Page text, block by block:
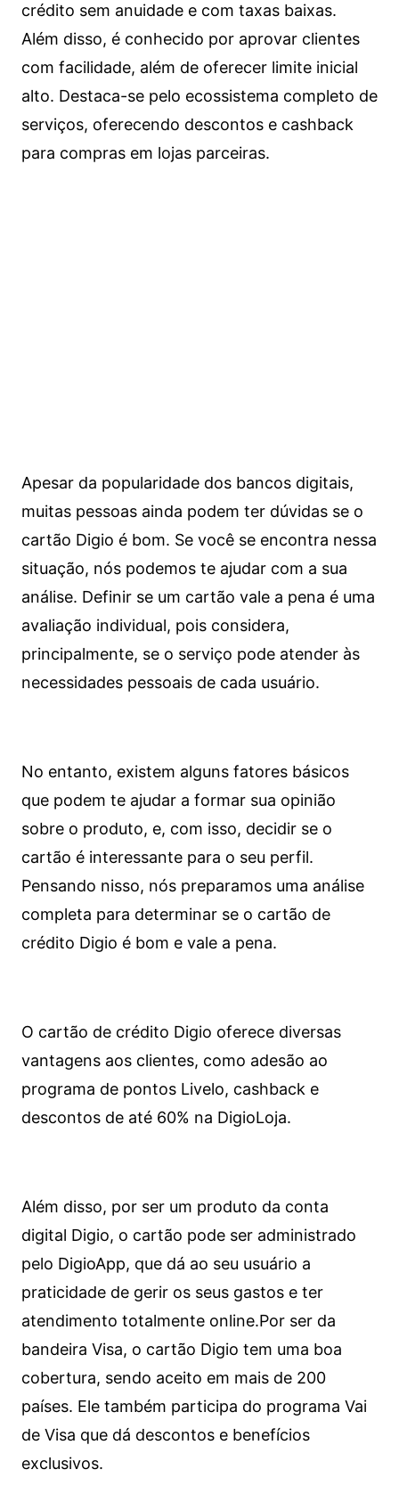
crédito sem anuidade e com taxas baixas.
Além disso, é conhecido por aprovar clientes
com facilidade, além de oferecer limite inicial
alto. Destaca-se pelo ecossistema completo de
serviços, oferecendo descontos e cashback
para compras em lojas parceiras.
Apesar da popularidade dos bancos digitais,
muitas pessoas ainda podem ter dúvidas se o
cartão Digio é bom. Se você se encontra nessa
situação, nós podemos te ajudar com a sua
análise. Definir se um cartão vale a pena é uma
avaliação individual, pois considera,
principalmente, se o serviço pode atender às
necessidades pessoais de cada usuário.
No entanto, existem alguns fatores básicos
que podem te ajudar a formar sua opinião
sobre o produto, e, com isso, decidir se o
cartão é interessante para o seu perfil.
Pensando nisso, nós preparamos uma análise
completa para determinar se o cartão de
crédito Digio é bom e vale a pena.
O cartão de crédito Digio oferece diversas
vantagens aos clientes, como adesão ao
programa de pontos Livelo, cashback e
descontos de até 60% na DigioLoja.
Além disso, por ser um produto da conta
digital Digio, o cartão pode ser administrado
pelo DigioApp, que dá ao seu usuário a
praticidade de gerir os seus gastos e ter
atendimento totalmente online.Por ser da
bandeira Visa, o cartão Digio tem uma boa
cobertura, sendo aceito em mais de 200
países. Ele também participa do programa Vai
de Visa que dá descontos e benefícios
exclusivos.